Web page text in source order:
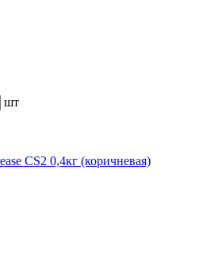
шт
CS2 0,4кг (коричневая)